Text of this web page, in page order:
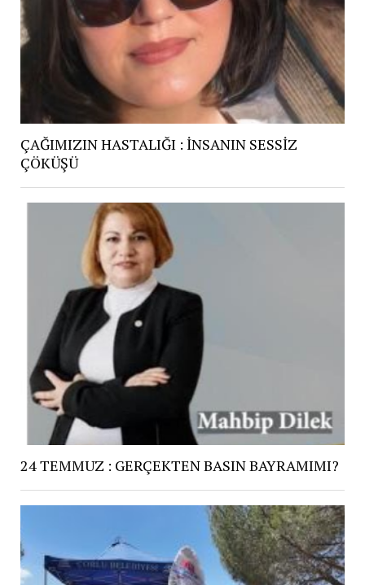
ÇAĞIMIZIN HASTALIĞI : İNSANIN SESSİZ
ÇÖKÜŞÜ
24 TEMMUZ : GERÇEKTEN BASIN BAYRAMIMI?